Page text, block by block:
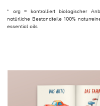
* org = kontrolliert biologischer
natürliche Bestandteile 100%
essential oils